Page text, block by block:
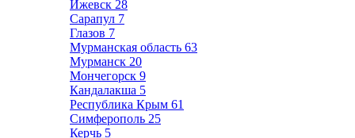
Ижевск 28
Сарапул 7
Глазов 7
Мурманская область 63
Мурманск 20
Мончегорск 9
Кандалакша 5
Республика Крым 61
Симферополь 25
Керчь 5